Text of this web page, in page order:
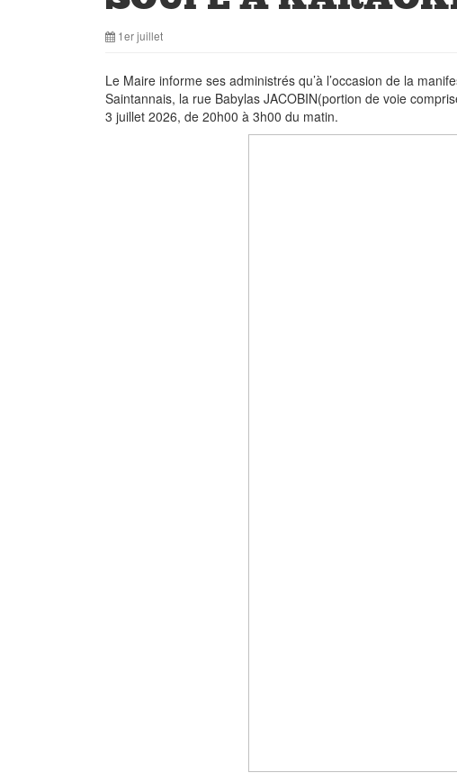
1er juillet
Le Maire informe ses administrés qu’à l’occasion de la
Saintannais, la rue Babylas JACOBIN(portion de voie
3 juillet 2026, de 20h00 à 3h00 du matin.